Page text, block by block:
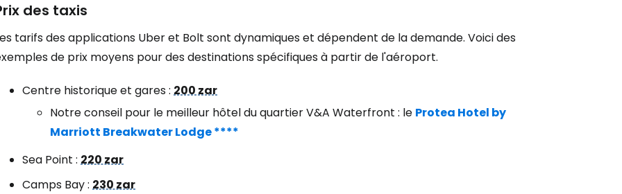
des taxis
tarifs des applications Uber et Bolt sont dynamiques et dépendent de la demande. Voici des
de prix moyens pour des destinations spécifiques à partir de l'aéroport.
Centre historique et gares : 200 zar
Notre conseil pour le meilleur hôtel du quartier V&A Waterfront : le Protea Hotel by
Marriott Breakwater Lodge ****
Sea Point : 220 zar
Camps Bay : 230 zar